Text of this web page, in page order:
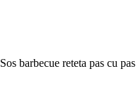
Sos barbecue reteta pas cu pas